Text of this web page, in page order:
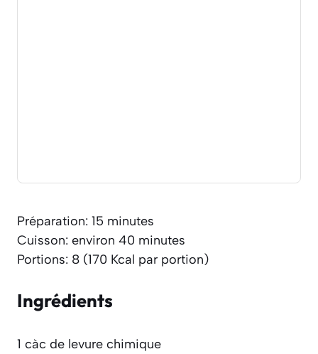
Préparation: 15 minutes
Cuisson: environ 40 minutes
Portions: 8 (170 Kcal par portion)
Ingrédients
1 càc de levure chimique